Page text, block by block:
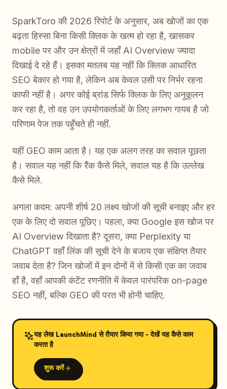
SparkToro की 2026 रिपोर्ट के अनुसार, अब खोजों का एक
बढ़ता हिस्सा बिना किसी क्लिक के खत्म हो रहा है, खासकर
mobile पर और उन क्षेत्रों में जहाँ AI Overview ज्यादा
दिखाई दे रहे हैं। इसका मतलब यह नहीं कि क्लिक आधारित
SEO बेकार हो गया है, लेकिन अब केवल उसी पर निर्भर रहना
काफी नहीं है। अगर कोई ब्रांड सिर्फ क्लिक के लिए अनुकूलन
कर रहा है, तो वह उन उपयोगकर्ताओं के लिए लगभग गायब है जो
परिणाम पेज तक पहुँचते ही नहीं.
यहीं GEO काम आता है। यह एक अलग तरह का सवाल पूछता
है। सवाल यह नहीं कि रैंक कैसे मिले, सवाल यह है कि उल्लेख
कैसे मिले.
अगला कदम: अपनी शीर्ष 20 लक्ष्य खोजों की सूची बनाइए और हर
एक के लिए दो सवाल पूछिए। पहला, क्या Google इस खोज पर
AI Overview दिखाता है? दूसरा, क्या Perplexity या
ChatGPT वहाँ लिंक की सूची देने के बजाय एक संक्षिप्त तैयार
जवाब देता है? जिन खोजों में इन दोनों में से किसी एक का जवाब
हाँ है, वहाँ आपकी कंटेंट रणनीति में केवल पारंपरिक on-page
SEO नहीं, बल्कि GEO की परत भी होनी चाहिए.
यह लेख LaunchMind से तैयार किया गया - देखें यह कैसे काम
करता है
शुरू करें